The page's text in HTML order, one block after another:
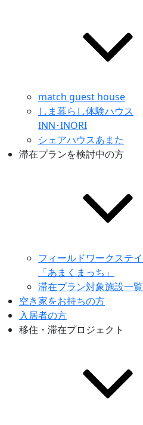
match guest house
しま暮らし体験ハウス
INN･INORI
シェアハウスあまた
滞在プランを検討中の方
フィールドワークステイ
「あまくまっち」
滞在プラン対象施設一覧
空き家をお持ちの方
入居者の方
移住・滞在プロジェクト